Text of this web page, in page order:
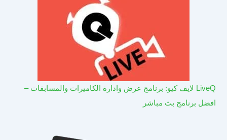
LiveQ لايف كيو: برنامج عرض وادارة الكاميرات والمسابقات –
افضل برنامج بث مباشر